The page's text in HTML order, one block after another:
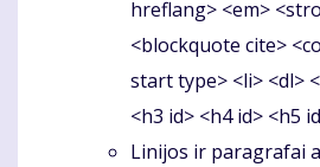
hreflang> <em>
<blockquote cite>
start type> <li> <dl>
<h3 id> <h4 id> <h5
Linijos ir paragrafai